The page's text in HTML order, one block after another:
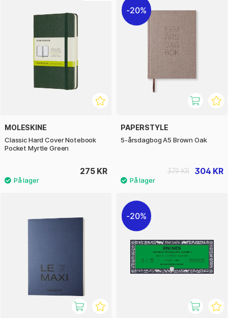
MOLESKINE
Classic Hard Cover Notebook
Pocket Myrtle Green
275 KR
20%
PAPERSTYLE
5-årsdagbog A5 Brown Oak
304 KR
379 KR
20%